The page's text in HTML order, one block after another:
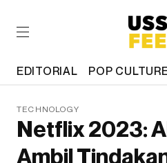
EDITORIAL POP
TECHNOLOGY
Netflix 2023:
Ambil